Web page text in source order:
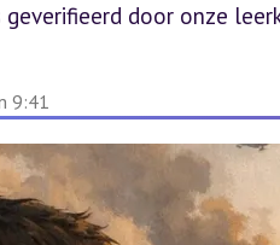
door onze
9:41